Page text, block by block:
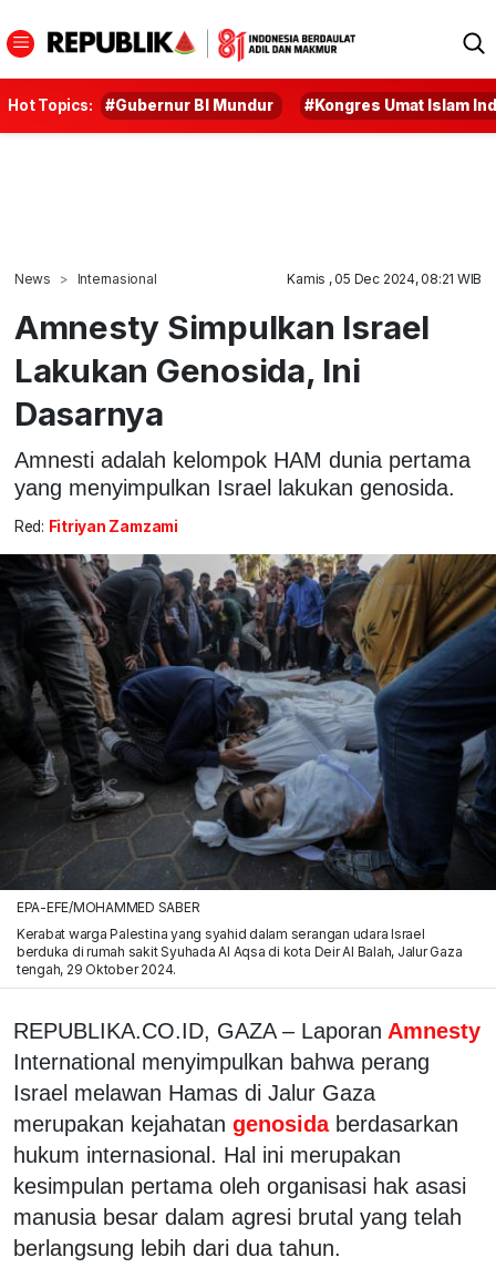
Hot Topics: #Gubernur BI Mundur #Kongres Umat Islam
News Internasional Kamis , 05 Dec 2024, 08:21 WIB
Amnesty Simpulkan Israel
Lakukan Genosida, Ini
Dasarnya
Amnesti adalah kelompok HAM dunia pertama
yang menyimpulkan Israel lakukan genosida.
Red: Fitriyan Zamzami
EPA-EFE/MOHAMMED SABER
Kerabat warga Palestina yang syahid dalam serangan udara Israel
berduka di rumah sakit Syuhada Al Aqsa di kota Deir Al Balah, Jalur Gaza
tengah, 29 Oktober 2024.
REPUBLIKA.CO.ID, GAZA – Laporan Amnesty
International menyimpulkan bahwa perang
Israel melawan Hamas di Jalur Gaza
merupakan kejahatan genosida berdasarkan
hukum internasional. Hal ini merupakan
kesimpulan pertama oleh organisasi hak asasi
manusia besar dalam agresi brutal yang telah
berlangsung lebih dari dua tahun.